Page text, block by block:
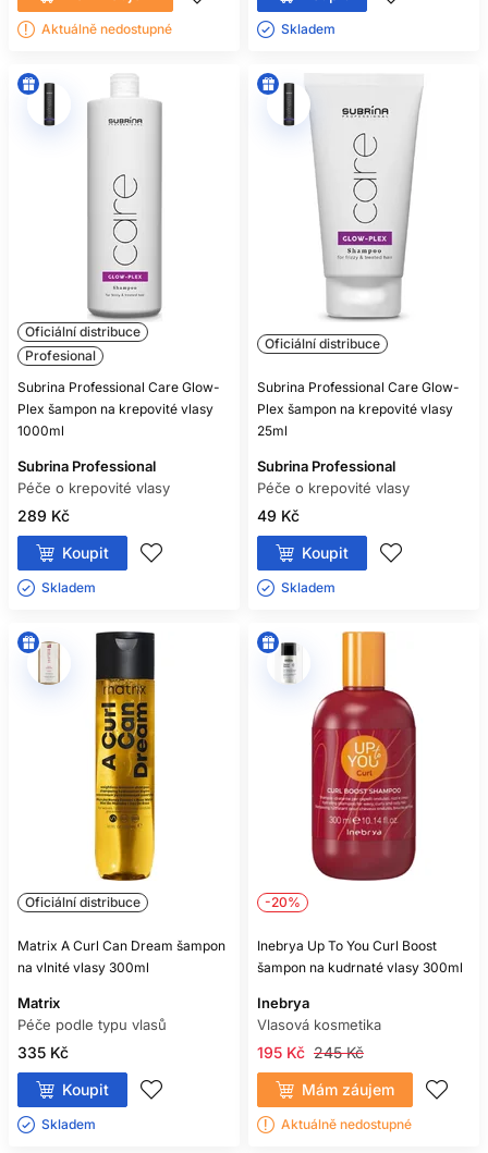
Aktuálně nedostupné Skladem ㅤ
Oficiální distribuce
Profesional
Subrina Professional Care Glow-
Plex šampon na krepovité vlasy
1000ml
Subrina Professional
Péče o krepovité vlasy
289 Kč
Koupit
Skladem ㅤ
Oficiální distribuce
Subrina Professional Care Glow-
Plex šampon na krepovité vlasy
25ml
Subrina Professional
Péče o krepovité vlasy
49 Kč
Koupit
Skladem ㅤ
Oficiální distribuce
Matrix A Curl Can Dream šampon
na vlnité vlasy 300ml
Matrix
Péče podle typu vlasů
335 Kč
Koupit
Skladem ㅤ
-20%
Inebrya Up To You Curl Boost
šampon na kudrnaté vlasy 300ml
Inebrya
Vlasová kosmetika
245 Kč
195 Kč
Mám záujem
Aktuálně nedostupné